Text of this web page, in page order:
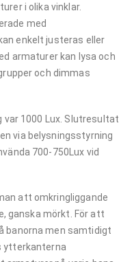
i olika vinklar.
med
enkelt justeras eller
armaturer kan lysa och
och dimmas
var 1000 Lux. Slutresultat
via belysningsstyrning
700-750Lux vid
att omkringliggande
ganska mörkt. För att
banorna men samtidigt
ytterkanterna